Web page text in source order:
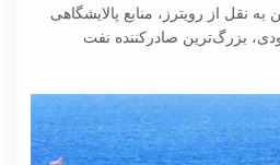
نقل از رویترز، منابع پالایشگاهی
بزرگ‌ترین صادرکننده نفت